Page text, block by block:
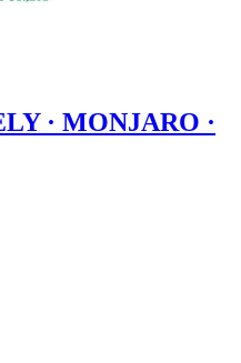
· MONJARO ·